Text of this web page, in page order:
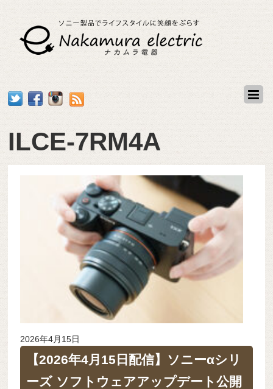
ILCE-7RM4A
2026年4月15日
【2026年4月15日配信】ソニーαシリ
ーズ ソフトウェアアップデート公開